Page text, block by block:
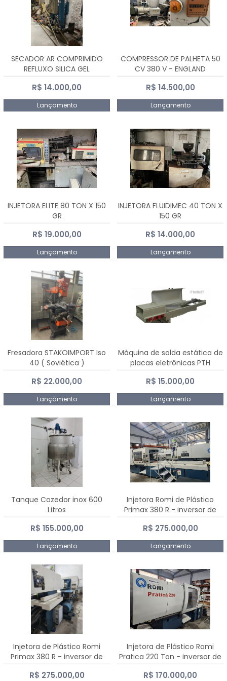
SECADOR AR COMPRIMIDO
REFLUXO SILICA GEL
R$ 14.000,00
Lançamento
COMPRESSOR DE PALHETA 50
CV 380 V - ENGLAND
R$ 14.500,00
Lançamento
INJETORA ELITE 80 TON X 150
GR
R$ 19.000,00
Lançamento
INJETORA FLUIDIMEC 40 TON X
150 GR
R$ 14.000,00
Lançamento
Fresadora STAKOIMPORT Iso
40 ( Soviética )
R$ 22.000,00
Lançamento
Máquina de solda estática de
placas eletrônicas PTH
DIALSAT
R$ 15.000,00
Lançamento
Tanque Cozedor inox 600
Litros
R$ 155.000,00
Lançamento
Injetora Romi de Plástico
Primax 380 R - inversor de
frequência NR 12 - 2008
R$ 275.000,00
Lançamento
Injetora de Plástico Romi
Primax 380 R - inversor de
frequência NR 12
R$ 275.000,00
Injetora de Plástico Romi
Pratica 220 Ton - inversor de
frequência NR 12
R$ 170.000,00